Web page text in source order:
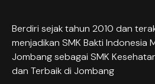
Berdiri sejak tahun 2010 dan
menjadikan SMK Bakti Indonesia
Jombang sebagai SMK
dan Terbaik di Jombang